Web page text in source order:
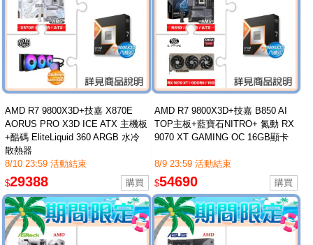
AMD R7 9800X3D+技嘉 X870E
AORUS PRO X3D ICE ATX 主機板
+酷碼 EliteLiquid 360 ARGB 水冷
散熱器
8/10 23:59 活動結束
$29388
AMD R7 9800X3D+技嘉 B850 AI
TOP主板+藍寶石NITRO+ 氮動 RX
9070 XT GAMING OC 16GB顯卡
8/9 23:59 活動結束
$54690